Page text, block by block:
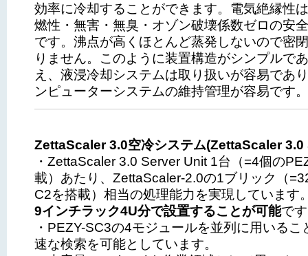
効率に冷却することができます。電気絶縁性
燃性・無害・無臭・オゾン破壊係数ゼロの安
です。沸点が高くほとんど蒸発しないので密
りません。このように装置構造がシンプルで
え、液浸冷却システムは取り扱いが容易であ
ンピューターシステムの維持管理が容易です。
ZettaScaler 3.0空冷システム(ZettaScaler
・ZettaScaler 3.0 Server Unit 1台（=4個の
載）あたり、ZettaScaler-2.0の1ブリック（
C2を搭載）相当の処理能力を実現しています
9インチラック4U分で設置することが可能で
・PEZY-SC3の4モジュールを並列に用いるこ
速な検索を可能としています。